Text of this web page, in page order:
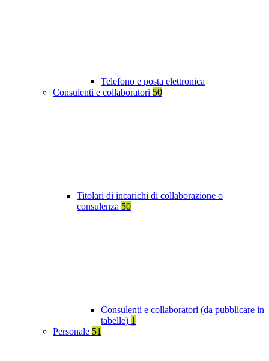
Telefono e posta elettronica
Consulenti e collaboratori 50
Titolari di incarichi di collaborazione o
consulenza 50
Consulenti e collaboratori (da pubblicare in
tabelle) 1
Personale 51